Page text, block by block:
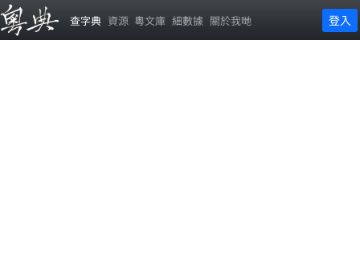
查字典 資源 粵文庫 細數據 關於我哋 登入